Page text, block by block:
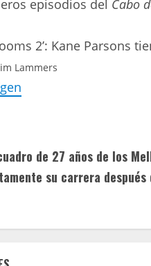
episodios del Cabo
2’: Kane Parsons
Lammers
de 27 años de los
su carrera después